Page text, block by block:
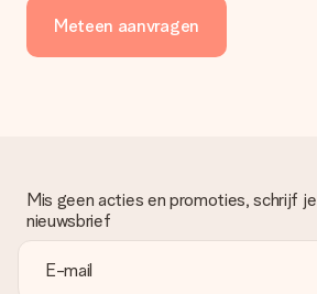
Meteen aanvragen
Mis geen acties en promoties, schrijf
nieuwsbrief